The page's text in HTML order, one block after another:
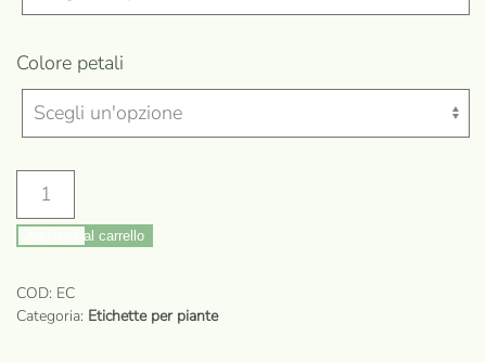
Colore petali
Etichette
per
Camelie
pz)
Aggiungi al carrello
COD: EC
Categoria: Etichette per piante